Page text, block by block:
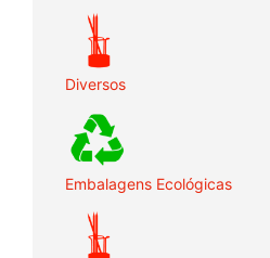
Diversos
Embalagens Ecológicas